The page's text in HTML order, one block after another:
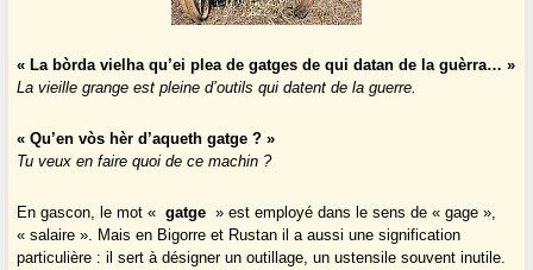
« La bòrda vielha qu’ei plea de gatges de qui datan de la guèrra… »
La vieille grange est pleine d’outils qui datent de la guerre.
« Qu’en vòs hèr d’aqueth gatge ? »
Tu veux en faire quoi de ce machin ?
En gascon, le mot « gatge » est employé dans le sens de « gage »,
« salaire ». Mais en Bigorre et Rustan il a aussi une signification
particulière : il sert à désigner un outillage, un ustensile souvent inutile.